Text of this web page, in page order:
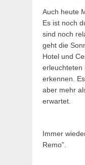
Auch heute
Es ist noch
sind noch
geht die
Hotel und
erleuchteten
erkennen.
aber mehr
erwartet.
Immer
Remo”.